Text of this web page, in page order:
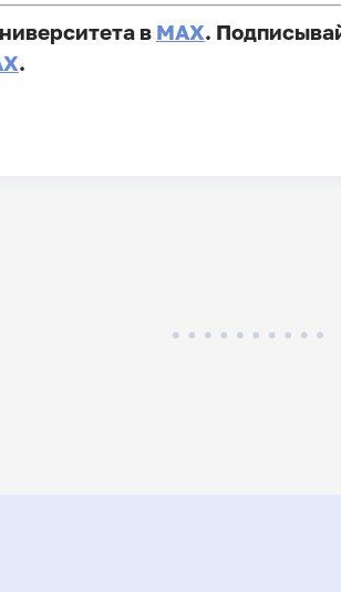
в MAX.
.